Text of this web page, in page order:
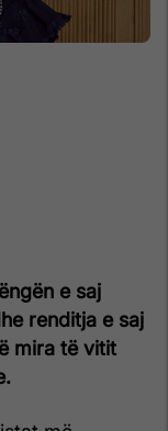
e saj
renditja e saj
mira të vitit